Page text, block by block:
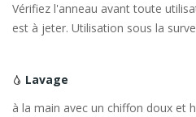
Vérifiez l'anneau avant toute
est à jeter. Utilisation sous la
Lavage
à la main avec un chiffon doux et